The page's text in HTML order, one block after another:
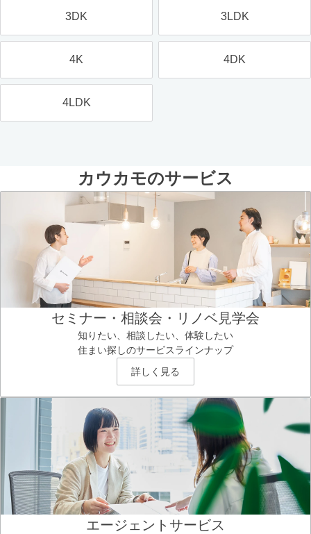
3DK 3LDK
4K 4DK
4LDK
カウカモのサービス
セミナー・相談会・リノベ見学会
知りたい、相談したい、体験したい
住まい探しのサービスラインナップ
詳しく見る
エージェントサービス